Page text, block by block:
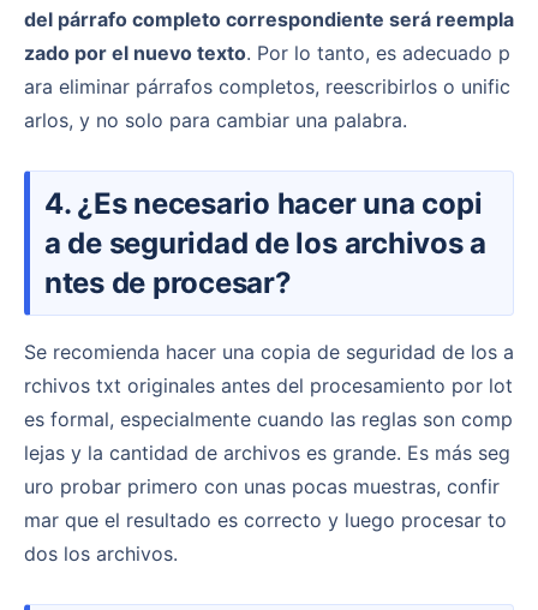
del párrafo completo correspondiente será reempla
zado por el nuevo texto. Por lo tanto, es adecuado p
ara eliminar párrafos completos, reescribirlos o unific
arlos, y no solo para cambiar una palabra.
4. ¿Es necesario hacer una copi
a de seguridad de los archivos a
ntes de procesar?
Se recomienda hacer una copia de seguridad de los a
rchivos txt originales antes del procesamiento por lot
es formal, especialmente cuando las reglas son comp
lejas y la cantidad de archivos es grande. Es más seg
uro probar primero con unas pocas muestras, confir
mar que el resultado es correcto y luego procesar to
dos los archivos.